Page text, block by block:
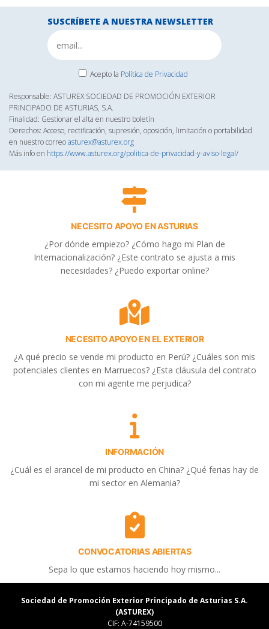
SUSCRÍBETE A NUESTRA NEWSLETTER
Acepto la Política de Privacidad
Responsable: ASTUREX SOCIEDAD DE PROMOCIÓN EXTERIOR
PRINCIPADO DE ASTURIAS, S.A.
Finalidad: Gestionar el alta en nuestro boletín
Derechos: Acceso, rectificación, supresión, oposición, limitación o portabilidad
en nuestro correoasturex@asturex.org
Más info en https://www.asturex.org/politica-de-privacidad-y-aviso-legal/
NECESITO APOYO EN ASTURIAS
¿Por dónde empiezo? ¿Cómo hago mi Plan de
Internacionalización? ¿Este contrato se ajusta a mis
necesidades? ¿Puedo exportar online?
NECESITO APOYO EN EL EXTERIOR
¿A qué precio se vende mi producto en Perú? ¿Cuáles son mis
potenciales clientes en Marruecos? ¿Esta cláusula del contrato
con mi agente me perjudica?
INFORMACIÓN
¿Cuál es el arancel de mi producto en China? ¿Qué ferias hay de
mi sector en Alemania?
CONVOCATORIAS ABIERTAS
Sepa lo que estamos haciendo hoy mismo...
Sociedad de Promoción Exterior Principado de Asturias S.A.
(ASTUREX)
CIF: A-74159500